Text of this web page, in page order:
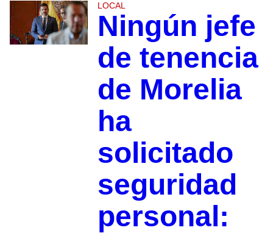
LOCAL
Ningún jefe
de tenencia
de Morelia
ha
solicitado
seguridad
personal: